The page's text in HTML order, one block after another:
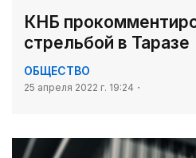
КНБ
стрельбой в Таразе
ОБЩЕСТВО
25 апреля 2022 г. 19:24